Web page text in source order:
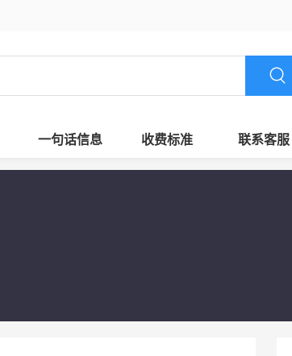
一句话信息 收费标准 联系客服